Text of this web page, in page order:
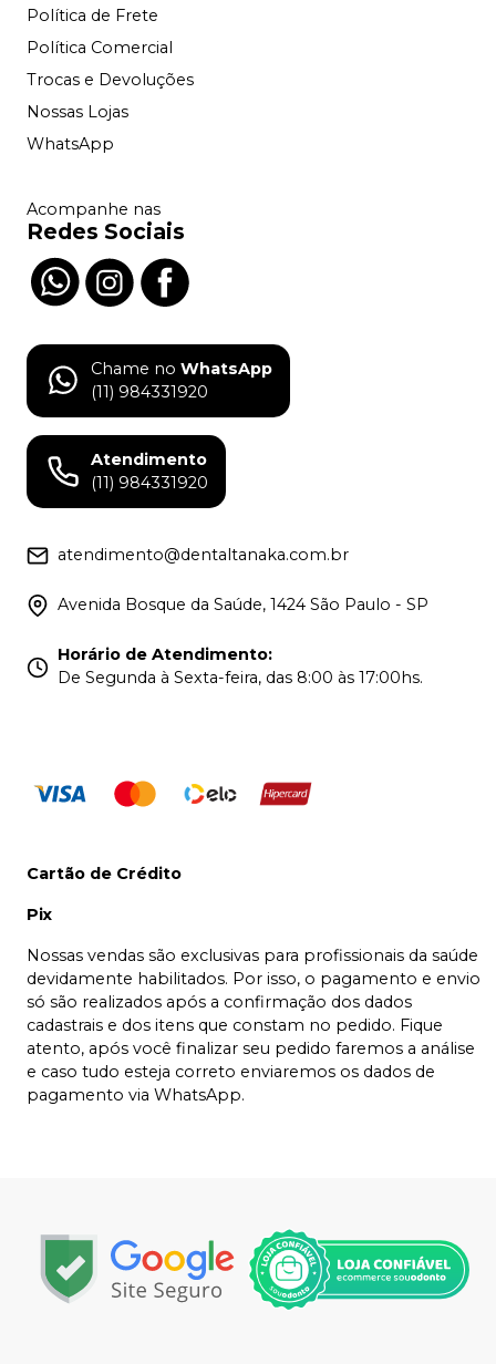
Política de Frete
Política Comercial
Trocas e Devoluções
Nossas Lojas
WhatsApp
Acompanhe nas
Redes Sociais
Chame no WhatsApp
(11) 984331920
Atendimento
(11) 984331920
atendimento@dentaltanaka.com.br
Avenida Bosque da Saúde, 1424 São Paulo - SP
Horário de Atendimento:
De Segunda à Sexta-feira, das 8:00 às 17:00hs.
Cartão de Crédito
Pix
Nossas vendas são exclusivas para profissionais da saúde
devidamente habilitados. Por isso, o pagamento e envio
só são realizados após a confirmação dos dados
cadastrais e dos itens que constam no pedido. Fique
atento, após você finalizar seu pedido faremos a análise
e caso tudo esteja correto enviaremos os dados de
pagamento via WhatsApp.